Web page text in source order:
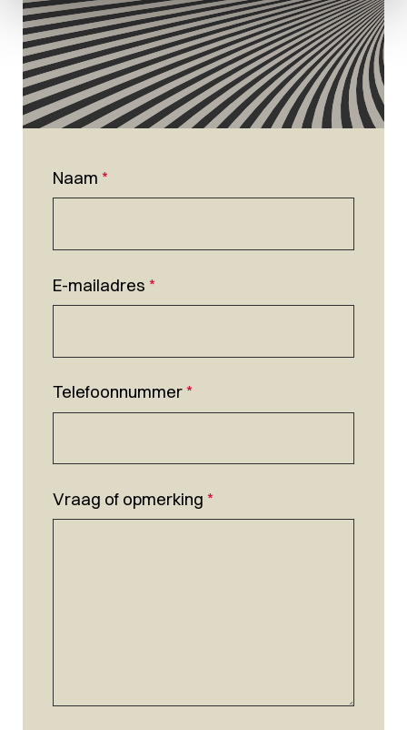
Naam *
E-mailadres *
Telefoonnummer*
Vraag of opmerking *